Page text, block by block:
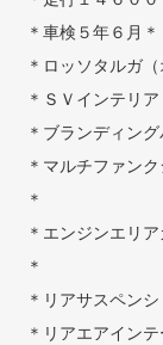
＊車検５年６月＊
＊ロッソタルガ
＊ＳＶインテリ
＊ブランディン
＊マルチファン
＊
＊エンジンエリ
＊
＊リアサスペン
＊リアエアイン